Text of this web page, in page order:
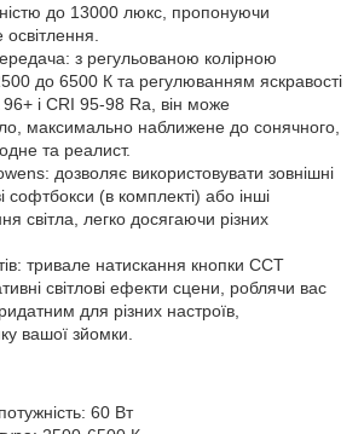
до 13000 люкс, пропонуючи
освітлення.
з регульованою колірною
до 6500 К та регулюванням яскравості
і CRI 95-98 Ra, він може
максимально наближене до сонячного,
та реалист.
дозволяє використовувати зовнішні
софтбокси (в комплекті) або інші
світла, легко досягаючи різних
тривале натискання кнопки CCT
світлові ефекти сцени, роблячи вас
для різних настроїв,
вашої зйомки.
60 Вт